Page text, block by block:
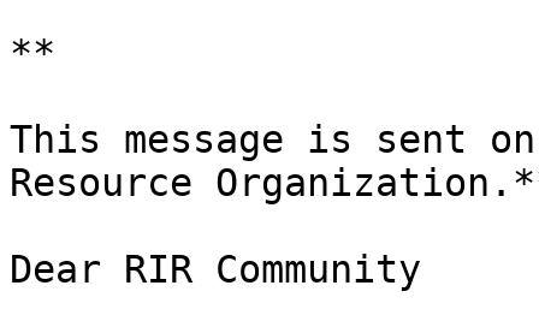
**
This message is sent
Resource
Dear RIR Community